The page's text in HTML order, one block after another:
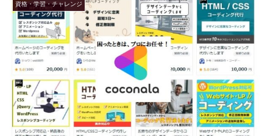
資格・学習・チャレンジ